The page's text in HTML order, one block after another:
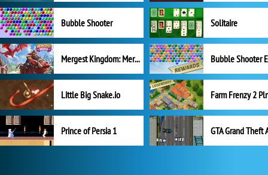
Bubble Shooter Solitaire
Mergest Kingdom: Merge Puzzle
Little Big Snake.io
Prince of Persia 1 GTA Grand Theft